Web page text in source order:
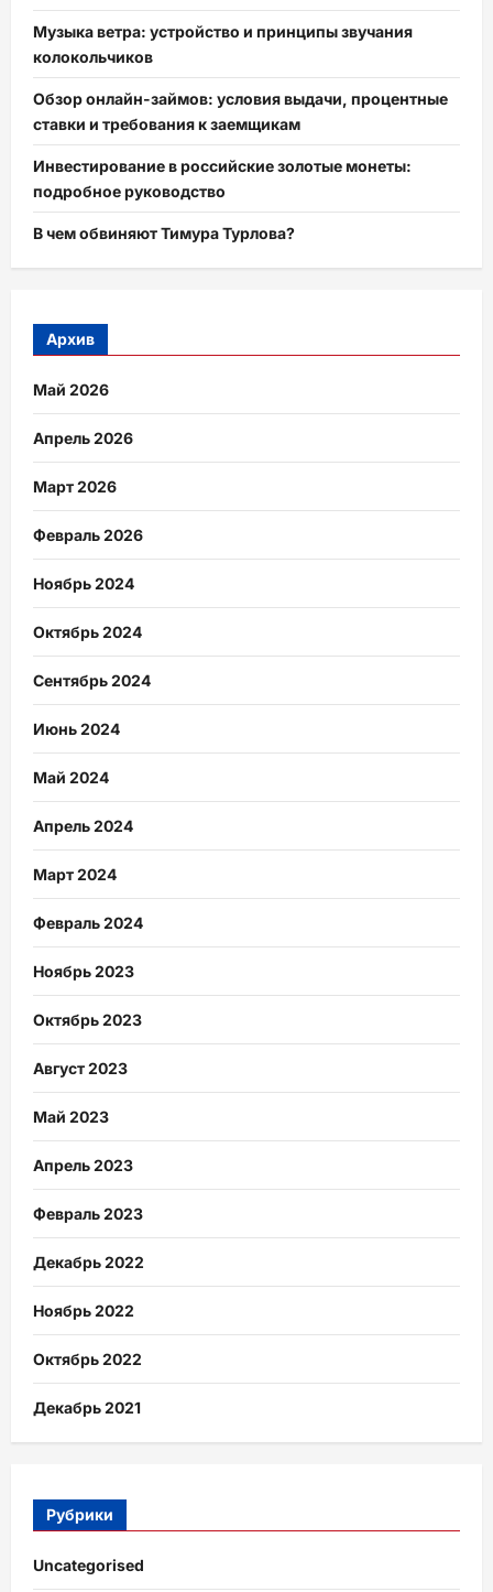
Музыка ветра: устройство и принципы звучания
колокольчиков
Обзор онлайн-займов: условия выдачи, процентные
ставки и требования к заемщикам
Инвестирование в российские золотые монеты:
подробное руководство
В чем обвиняют Тимура Турлова?
Архив
Май 2026
Апрель 2026
Март 2026
Февраль 2026
Ноябрь 2024
Октябрь 2024
Сентябрь 2024
Июнь 2024
Май 2024
Апрель 2024
Март 2024
Февраль 2024
Ноябрь 2023
Октябрь 2023
Август 2023
Май 2023
Апрель 2023
Февраль 2023
Декабрь 2022
Ноябрь 2022
Октябрь 2022
Декабрь 2021
Рубрики
Uncategorised